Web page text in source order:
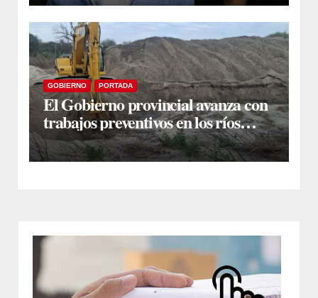
GOBIERNO PORTADA
El Gobierno provincial avanza con
trabajos preventivos en los ríos
Dulce y Salado y en los Bajos
Submeridionales